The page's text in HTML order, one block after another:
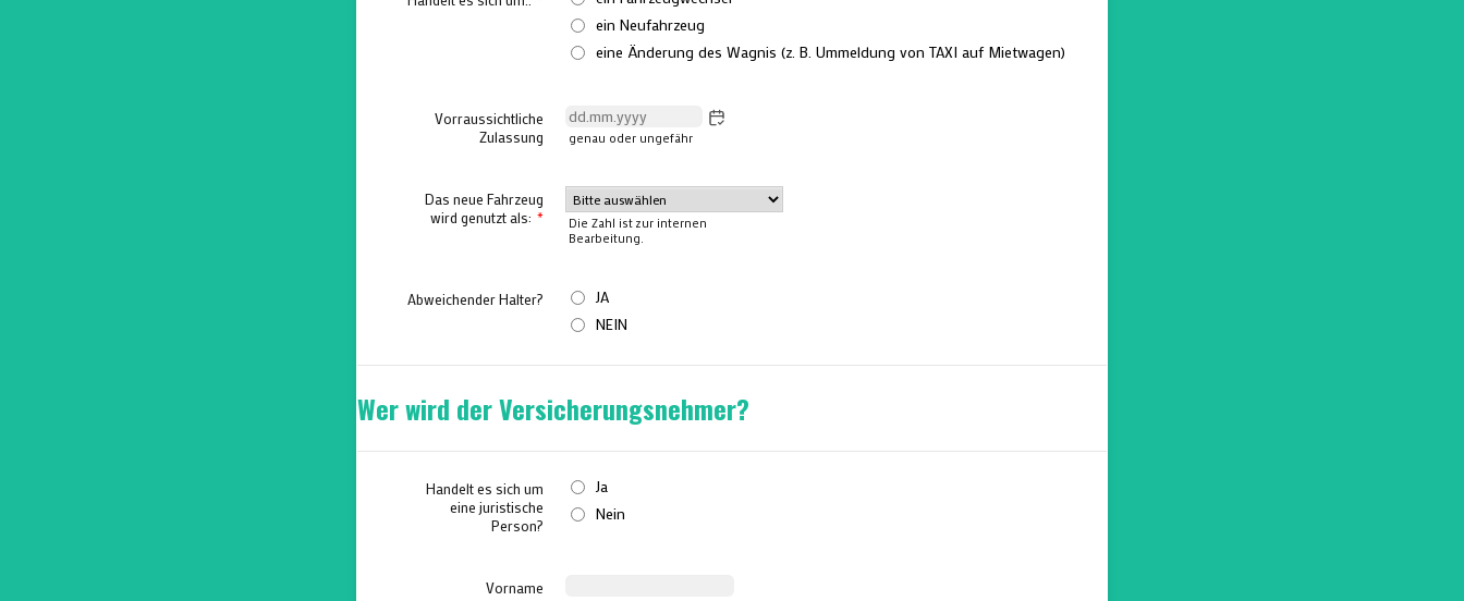
ein Neufahrzeug
eine Änderung des Wagnis (z. B. Ummeldung von TAXI auf Mietwagen)
Vorraussichtliche
Zulassung
genau oder ungefähr
Das neue Fahrzeug
wird genutzt als: *
Die Zahl ist zur internen
Bearbeitung.
Abweichender Halter?
JA
NEIN
Wer wird der Versicherungsnehmer?
Handelt es sich um
eine juristische
Person?
Ja
Nein
Vorname